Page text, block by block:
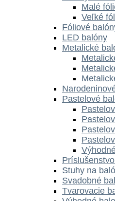
Malé
Veľké
Fóliové
LED balóny
Metalické
Pastelové
Stuhy na
Svadobné
Tvarovacie